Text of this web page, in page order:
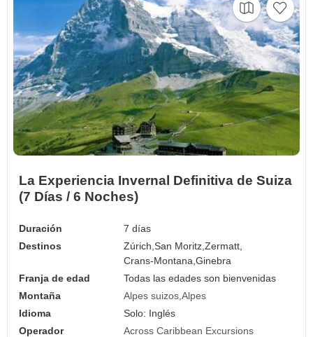
La Experiencia Invernal Definitiva de Suiza
(7 Días / 6 Noches)
Duración
7 días
Destinos
Zúrich,San Moritz,Zermatt,
Crans-Montana,Ginebra
Franja de edad
Todas las edades son bienvenidas
Montaña
Alpes suizos Alpes
Idioma
Solo: Inglés
Operador
Across Caribbean Excursions